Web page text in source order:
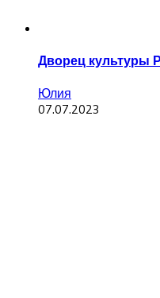
Дворец культуры
Юлия
07.07.2023